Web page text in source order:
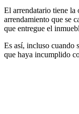
El arrendatario tiene la
arrendamiento que se
que entregue el
Es así, incluso cuando
que haya incumplido